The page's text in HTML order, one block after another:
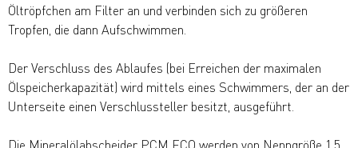
Öltröpfchen am Filter an und verbinden sich zu größeren
Tropfen, die dann Aufschwimmen.
Der Verschluss des Ablaufes (bei Erreichen der maximalen
Ölspeicherkapazität) wird mittels eines Schwimmers, der an der
Unterseite einen Verschlussteller besitzt, ausgeführt.
Die Mineralölabscheider PCM ECO werden von Nenngröße 1,5